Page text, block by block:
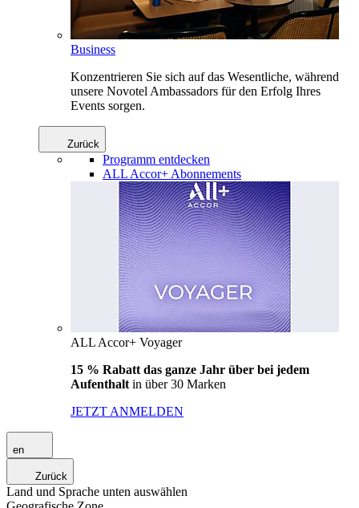
Business
Konzentrieren Sie sich auf das Wesentliche, während
unsere Novotel Ambassadors für den Erfolg Ihres
Events sorgen.
Zurück
Programm entdecken
ALL Accor+ Abonnements
ALL Accor+ Voyager
15 % Rabatt das ganze Jahr über bei jedem
Aufenthalt in über 30 Marken
JETZT ANMELDEN
en
Zurück
Land und Sprache unten auswählen